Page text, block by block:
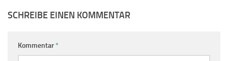
SCHREIBE EINEN KOMMENTAR
Kommentar*